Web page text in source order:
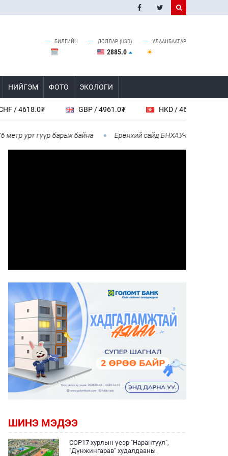
БИЛГИЙН ДОЛЛАР (USD)
2885.0
УЛААНБААТАР
НИЙГЭМ ФОТО ЭКОЛОГИ
GBP / 4961.0₮ HKD / 462.1₮
гүүр барьж байна Ерөнхий сайд БНХАУ-аас сар бүр 12-15
ШИНЭ МЭДЭЭ
COP17 хурлын үеэр "Нарантуул",
"Дүнжингарав" худалдааны